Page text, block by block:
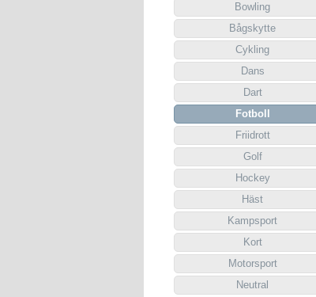
Bowling
Bågskytte
Cykling
Dans
Dart
Fotboll
Friidrott
Golf
Hockey
Häst
Kampsport
Kort
Motorsport
Neutral